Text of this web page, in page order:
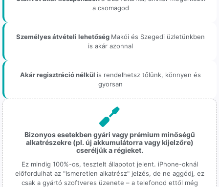
a csomagod
Személyes átvételi lehetőség Makói és Szegedi üzletünkben
is akár azonnal
Akár regisztráció nélkül is rendelhetsz tőlünk, könnyen és
gyorsan
Bizonyos esetekben gyári vagy prémium minőségű
alkatrészekre (pl. új akkumulátorra vagy kijelzőre)
cseréljük a régieket.
Ez mindig 100%-os, tesztelt állapotot jelent. iPhone-oknál
előfordulhat az "Ismeretlen alkatrész" jelzés, de ne aggódj, ez
csak a gyártó szoftveres üzenete – a telefonod ettől még